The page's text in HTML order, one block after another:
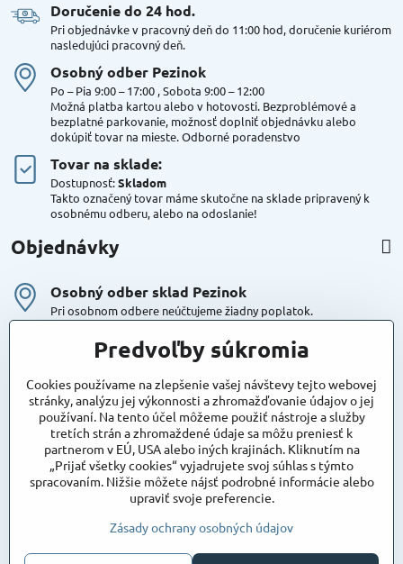
Doručenie do 24 hod​.
Pri objednávke v pracovný deň do 11:00 hod, doručenie kuriérom
nasledujúci pracovný deň.
Osobný odber Pezinok
Po – Pia 9:00 – 17:00 , Sobota 9:00 – 12:00
Možná platba kartou alebo v hotovosti. Bezproblémové a
bezplatné parkovanie, možnosť doplniť objednávku alebo
dokúpiť tovar na mieste. Odborné poradenstvo
Tovar na sklade:
Dostupnosť:Skladom
Takto označený tovar máme skutočne na sklade pripravený k
osobnému odberu, alebo na odoslanie!
Objednávky
Osobný odber sklad Pezinok
Pri osobnom odbere neúčtujeme žiadny poplatok.
Kuriér DPD , Geis
Cena za dopravu:
Maxstore
Bratislavská 79
Areál Satina
90201 Pezinok
vjazd do areálu z Bratislavskej ulice
Súradnice pre GPS:
48°16'48.83"N, 17°15'39.45"E
Predvoľby súkromia
Cookies používame na zlepšenie vašej návštevy tejto webovej
stránky, analýzu jej výkonnosti a zhromažďovanie údajov o jej
používaní. Na tento účel môžeme použiť nástroje a služby
tretích strán a zhromaždené údaje sa môžu preniesť k
partnerom v EÚ, USA alebo iných krajinách. Kliknutím na
„Prijať všetky cookies“ vyjadrujete svoj súhlas s týmto
spracovaním. Nižšie môžete nájsť podrobné informácie alebo
upraviť svoje preferencie.
Zásady ochrany osobných údajov